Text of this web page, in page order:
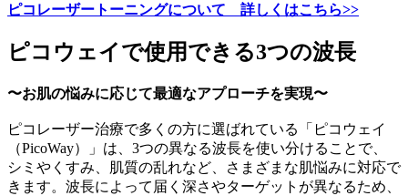
ピコレーザートーニングについて 詳しくはこちら>>
ピコウェイで使用できる3つの波長
〜お肌の悩みに応じて最適なアプローチを実現〜
ピコレーザー治療で多くの方に選ばれている「ピコウェイ
（PicoWay）」は、3つの異なる波長を使い分けることで、
シミやくすみ、肌質の乱れなど、さまざまな肌悩みに対応で
きます。波長によって届く深さやターゲットが異なるため、